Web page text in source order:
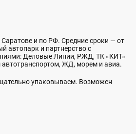
и по РФ. Средние сроки — от
автопарк и партнерство с
Деловые Линии, РЖД, ТК «КИТ»
автотранспортом, ЖД, морем и авиа.
упаковываем. Возможен